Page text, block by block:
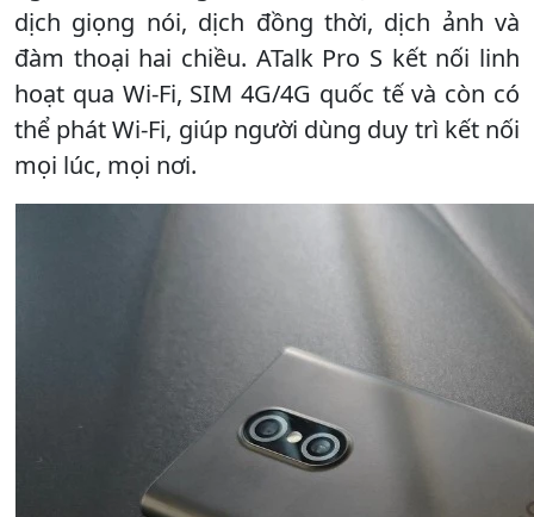
dịch giọng nói, dịch đồng thời, dịch ảnh và
đàm thoại hai chiều. ATalk Pro S kết nối linh
hoạt qua Wi-Fi, SIM 4G/4G quốc tế và còn có
thể phát Wi-Fi, giúp người dùng duy trì kết nối
mọi lúc, mọi nơi.